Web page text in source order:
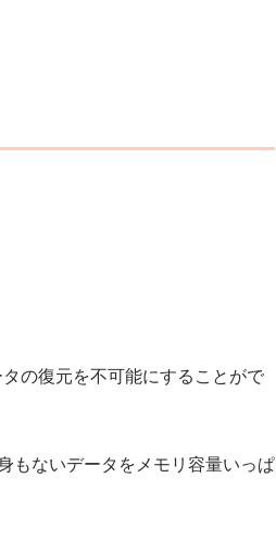
の復元を不可能にすることがで
もないデータをメモリ容量いっぱ